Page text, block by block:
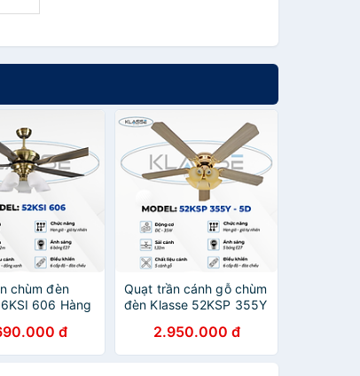
chùm đèn
606 Hàng
đ
Quạt trần cánh gỗ chùm
đèn Klasse 52KSP 355Y
2.950.000 đ